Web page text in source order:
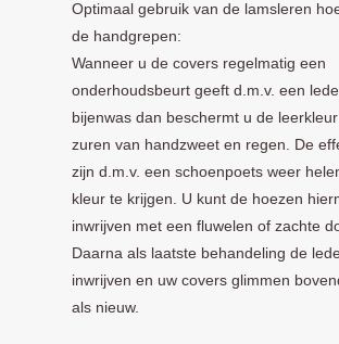
Optimaal gebruik van de lamsleren
de handgrepen:
Wanneer u de covers regelmatig een
onderhoudsbeurt geeft d.m.v. een
bijenwas dan beschermt u de
zuren van handzweet en regen. De
zijn d.m.v. een schoenpoets weer
kleur te krijgen. U kunt de hoezen
inwrijven met een fluwelen of zachte
Daarna als laatste behandeling de
inwrijven en uw covers glimmen
als nieuw.